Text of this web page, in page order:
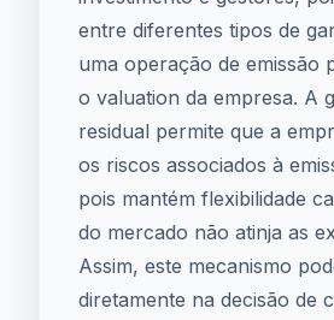
entre diferentes tipos de
uma operação de emissão
o valuation da empresa. A
residual permite que a
os riscos associados à
pois mantém flexibilidade
do mercado não atinja as
Assim, este mecanismo
diretamente na decisão de